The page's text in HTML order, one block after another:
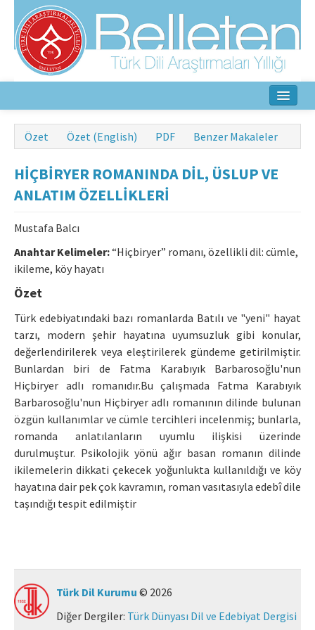
Ana Sayfa
Hakkında
Amaç ve Kapsam
Etik İlkeler
Makale Gönder
ISSN: 0564-5050 · e-ISSN: 2651-5113
Özet Özet (English) PDF Benzer Makaleler
HİÇBİRYER ROMANINDA DİL, ÜSLUP VE
ANLATIM ÖZELLİKLERİ
Mustafa Balcı
Anahtar Kelimeler:“Hiçbiryer” romanı, özellikli dil: cümle,
ikileme, köy hayatı
Özet
Türk edebiyatındaki bazı romanlarda Batılı ve "yeni" hayat
tarzı, modern şehir hayatına uyumsuzluk gibi konular,
değerlendirilerek veya eleştirilerek gündeme getirilmiştir.
Bunlardan biri de Fatma Karabıyık Barbarosoğlu'nun
Hiçbiryer adlı romanıdır.Bu çalışmada Fatma Karabıyık
Barbarosoğlu'nun Hiçbiryer adlı romanının dilinde bulunan
özgün kullanımlar ve cümle tercihleri incelenmiş; bunlarla,
romanda anlatılanların uyumlu ilişkisi üzerinde
durulmuştur. Psikolojik yönü ağır basan romanın dilinde
ikilemelerin dikkati çekecek yoğunlukta kullanıldığı ve köy
hayatına dair pek çok kavramın, roman vasıtasıyla edebî dile
taşındığı tespit edilmiştir
Türk Dil Kurumu © 2026
Diğer Dergiler: Türk Dünyası Dil ve Edebiyat Dergisi